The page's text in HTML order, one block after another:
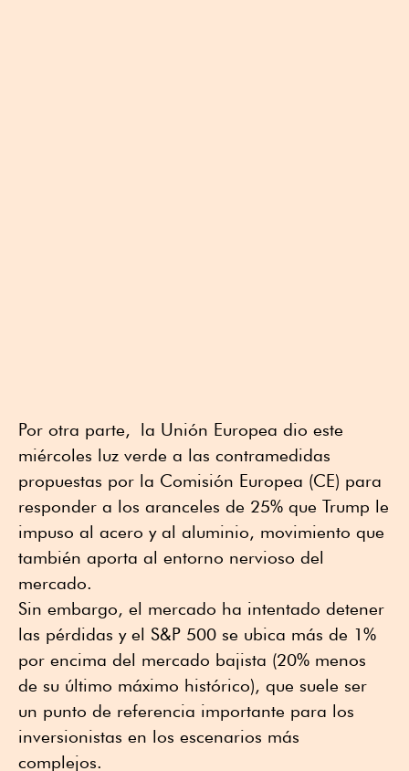
Por otra parte, la Unión Europea dio este
miércoles luz verde a las contramedidas
propuestas por la Comisión Europea (CE) para
responder a los aranceles de 25% que Trump le
impuso al acero y al aluminio, movimiento que
también aporta al entorno nervioso del
mercado.
Sin embargo, el mercado ha intentado detener
las pérdidas y el S&P 500 se ubica más de 1%
por encima del mercado bajista (20% menos
de su último máximo histórico), que suele ser
un punto de referencia importante para los
inversionistas en los escenarios más
complejos.